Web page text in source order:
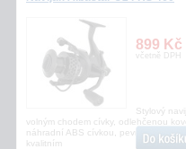
899 Kč
včetně DPH
Stylový
volným chodem cívky, odlehčenou
náhradní ABS cívkou, pevnou
kvalitním